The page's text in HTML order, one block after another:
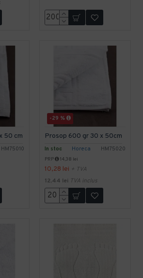
HM75010
50 cm
-29 %
In stoc Horeca HM75020
Prosop 600 gr 30 x 50cm
PRP 14,38 lei
10,28 lei + TVA
12,44 lei TVA inclus